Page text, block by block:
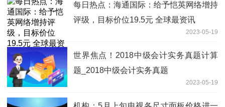
每日热点：海通国际：给予恺英网络增持
评级，目标价位19.5元 全球最资讯
2023-05-19
世界焦点！2018中级会计实务真题计算
题_2018中级会计实务真题
2023-05-19